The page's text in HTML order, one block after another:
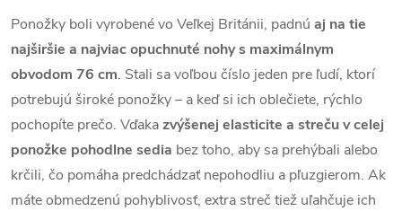
Ponožky boli vyrobené vo Veľkej Británii, padnú aj na tie
najširšie a najviac opuchnuté nohy s maximálnym
obvodom 76 cm. Stali sa voľbou číslo jeden pre ľudí, ktorí
potrebujú široké ponožky – a keď si ich oblečiete, rýchlo
pochopíte prečo. Vďakazvýšenej elasticite a streču v celej
ponožke pohodlne sedia bez toho, aby sa prehýbali alebo
krčili, čo pomáha predchádzať nepohodliu a pľuzgierom. Ak
máte obmedzenú pohyblivosť, extra streč tiež uľahčuje ich